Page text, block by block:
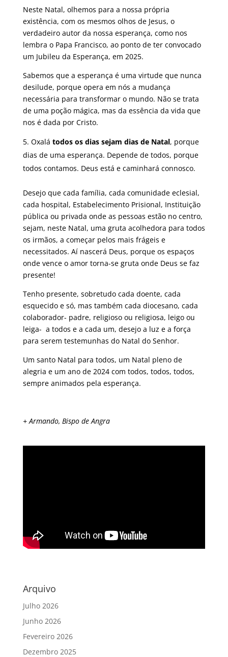
Neste Natal, olhemos para a nossa própria
existência, com os mesmos olhos de Jesus, o
verdadeiro autor da nossa esperança, como nos
lembra o Papa Francisco, ao ponto de ter convocado
um Jubileu da Esperança, em 2025.
Sabemos que a esperança é uma virtude que nunca
desilude, porque opera em nós a mudança
necessária para transformar o mundo. Não se trata
de uma poção mágica, mas da essência da vida que
nos é dada por Cristo.
Oxalá todos os dias sejam dias de Natal, porque
dias de uma esperança. Depende de todos, porque
todos contamos. Deus está e caminhará connosco.
Desejo que cada família, cada comunidade eclesial,
cada hospital, Estabelecimento Prisional, Instituição
pública ou privada onde as pessoas estão no centro,
sejam, neste Natal, uma gruta acolhedora para todos
os irmãos, a começar pelos mais frágeis e
necessitados. Aí nascerá Deus, porque os espaços
onde vence o amor torna-se gruta onde Deus se faz
presente!
Tenho presente, sobretudo cada doente, cada
esquecido e só, mas também cada diocesano, cada
colaborador- padre, religioso ou religiosa, leigo ou
leiga- a todos e a cada um, desejo a luz e a força
para serem testemunhas do Natal do Senhor.
Um santo Natal para todos, um Natal pleno de
alegria e um ano de 2024 com todos, todos, todos,
sempre animados pela esperança.
+ Armando, Bispo de Angra
Arquivo
Julho 2026
Junho 2026
Fevereiro 2026
Dezembro 2025